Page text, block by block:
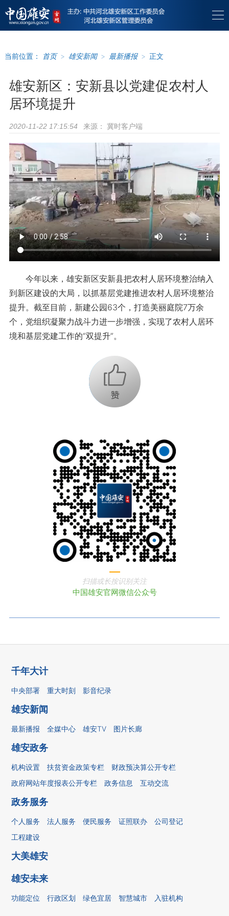
当前位置： 首页 > 雄安新闻 > 最新播报 > 正文
雄安新区：安新县以党建促农村人
居环境提升
2020-11-22 17:15:54 来源： 冀时客户端
今年以来，雄安新区安新县把农村人居环境整治纳入
到新区建设的大局，以抓基层党建推进农村人居环境整治
提升。截至目前，新建公园63个，打造美丽庭院7万余
个，党组织凝聚力战斗力进一步增强，实现了农村人居环
境和基层党建工作的“双提升”。
+1
扫描或长按识别关注
中国雄安官网微信公众号
千年大计
中央部署 重大时刻 影音纪录
雄安新闻
最新播报 全媒中心 雄安TV 图片长廊
雄安政务
机构设置 扶贫资金政策专栏
财政预决算公开专栏
政府网站年度报表公开专栏
政务信息 互动交流
政务服务
个人服务 法人服务 便民服务 证照联办
公司登记
工程建设
大美雄安
雄安未来
功能定位 行政区划 绿色宜居 智慧城市 入驻机构